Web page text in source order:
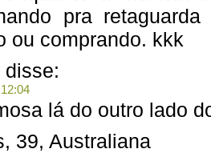
pra
ou comprando. kkk
disse:
lá do outro lado
39, Australiana